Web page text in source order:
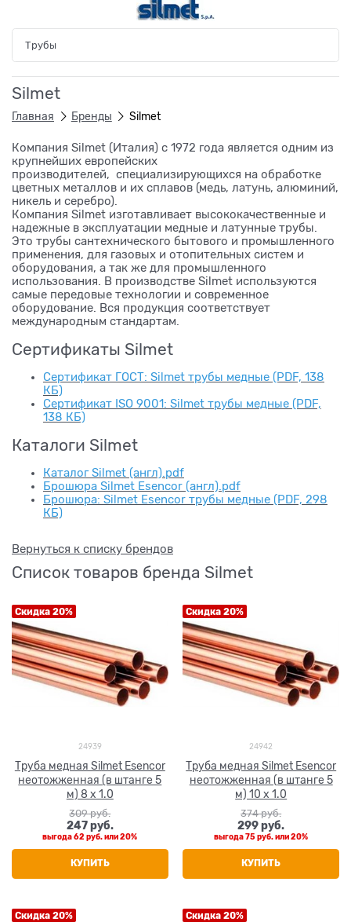
Трубы
Silmet
Главная Бренды Silmet
Компания Silmet (Италия) с 1972 года является одним из
крупнейших европейских
производителей, специализирующихся на обработке
цветных металлов и их сплавов (медь, латунь, алюминий,
никель и серебро).
Компания Silmet изготавливает высококачественные и
надежные в эксплуатации медные и латунные трубы.
Это трубы сантехнического бытового и промышленного
применения, для газовых и отопительных систем и
оборудования, а так же для промышленного
использования. В производстве Silmet используются
самые передовые технологии и современное
оборудование. Вся продукция соответствует
международным стандартам.
Сертификаты Silmet
Сертификат ГОСТ: Silmet трубы медные (PDF, 138
КБ)
Сертификат ISO 9001: Silmet трубы медные (PDF,
138 КБ)
Каталоги Silmet
Каталог Silmet (англ).pdf
Брошюра Silmet Esencor (англ).pdf
Брошюра: Silmet Esencor трубы медные (PDF, 298
КБ)
Вернуться к списку брендов
Список товаров бренда Silmet
Скидка 20%
24939
Труба медная Silmet Esencor
неотожженная (в штанге 5
м) 8 x 1.0
309 руб.
247 руб.
выгода62 руб.или20%
КУПИТЬ
Скидка 20%
24942
Труба медная Silmet Esencor
неотожженная (в штанге 5
м) 10 x 1.0
374 руб.
299 руб.
выгода75 руб.или20%
КУПИТЬ
Скидка 20% Скидка 20%